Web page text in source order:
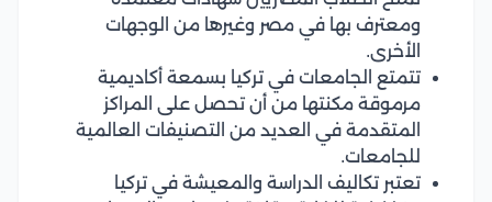
ومعترف بها في مصر وغيرها من الوجهات
الأخرى.
تتمتع الجامعات في تركيا بسمعة أكاديمية
مرموقة مكنتها من أن تحصل على المراكز
المتقدمة في العديد من التصنيفات العالمية
للجامعات.
تعتبر تكاليف الدراسة والمعيشة في تركيا